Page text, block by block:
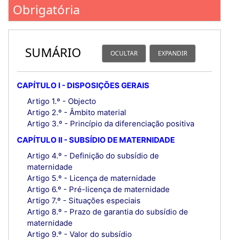
Obrigatória
SUMÁRIO OCULTAR EXPANDIR
CAPÍTULO I - DISPOSIÇÕES GERAIS
Artigo 1.º - Objecto
Artigo 2.º - Âmbito material
Artigo 3.º - Princípio da diferenciação positiva
CAPÍTULO II - SUBSÍDIO DE MATERNIDADE
Artigo 4.º - Definição do subsídio de
maternidade
Artigo 5.º - Licença de maternidade
Artigo 6.º - Pré-licença de maternidade
Artigo 7.º - Situações especiais
Artigo 8.º - Prazo de garantia do subsídio de
maternidade
Artigo 9.º - Valor do subsídio